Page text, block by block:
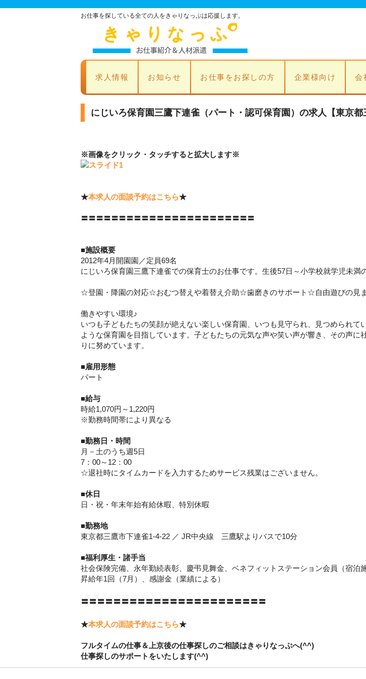
お仕事を探している全ての人をきゃりなっぷは応援します。
求人情報 お知らせ お仕事をお探しの方 企業様向け 会
にじいろ保育園三鷹下連雀（パート・認可保育園）の求人【東京都
※画像をクリック・タッチすると拡大します※
★本求人の面談予約はこちら★
〓〓〓〓〓〓〓〓〓〓〓〓〓〓〓〓〓〓〓〓〓〓〓
■施設概要
2012年4月開園園／定員69名
にじいろ保育園三鷹下連雀での保育士のお仕事です。生後57日～小学校就学児未満
☆登園・降園の対応☆おむつ替えや着替え介助☆歯磨きのサポート☆自由遊びの見
働きやすい環境♪
いつも子どもたちの笑顔が絶えない楽しい保育園、いつも見守られ、見つめられ
ような保育園を目指しています。子どもたちの元気な声や笑い声が響き、その声
りに努めています。
■雇用形態
パート
■給与
時給1,070円～1,220円
※勤務時間帯により異なる
■勤務日・時間
月－土のうち週5日
7：00～12：00
☆退社時にタイムカードを入力するためサービス残業はございません。
■休日
日・祝・年末年始有給休暇、特別休暇
■勤務地
東京都三鷹市下連雀1-4-22 ／ JR中央線 三鷹駅よりバスで10分
■福利 厚生・諸手当
社会保険完備、永年勤続表彰、慶弔見舞金、ベネフィットステーション会員（宿泊
昇給年1回（7月）、感謝金（業績による）
〓〓〓〓〓〓〓〓〓〓〓〓〓〓〓〓〓〓〓〓〓〓〓
★本求人の面談予約はこちら★
フルタイムの仕事＆上京後の仕事探しのご相談はきゃりなっぷへ(^^)
仕事探しのサポートをいたします(^^)